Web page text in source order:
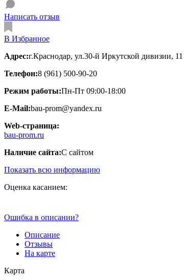
Написать отзыв
В Избранное
Адрес:г.Краснодар, ул.30-й Иркутской дивизии, 11
Телефон:8 (961) 500-90-20
Режим работы:Пн-Пт 09:00-18:00
E-Mail:bau-prom@yandex.ru
Web-страница:
bau-prom.ru
Наличие сайта:С сайтом
Показать всю информацию
Оценка касанием:
Ошибка в описании?
Описание
Отзывы
На карте
Карта